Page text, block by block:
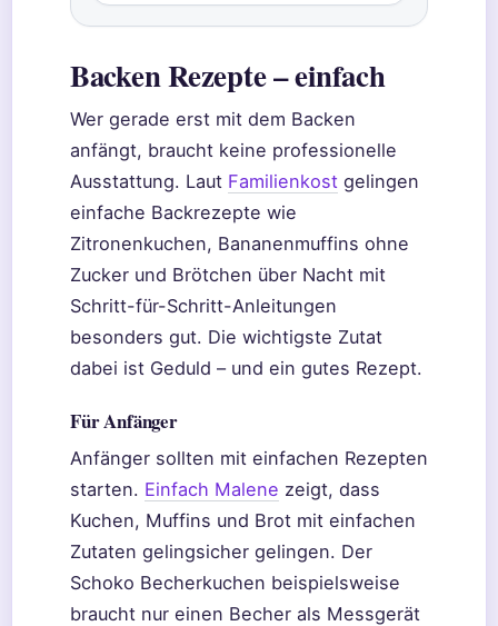
Backen Rezepte – einfach
Wer gerade erst mit dem Backen
anfängt, braucht keine professionelle
Ausstattung. Laut Familienkost gelingen
einfache Backrezepte wie
Zitronenkuchen, Bananenmuffins ohne
Zucker und Brötchen über Nacht mit
Schritt-für-Schritt-Anleitungen
besonders gut. Die wichtigste Zutat
dabei ist Geduld – und ein gutes Rezept.
Für Anfänger
Anfänger sollten mit einfachen Rezepten
starten. Einfach Malene zeigt, dass
Kuchen, Muffins und Brot mit einfachen
Zutaten gelingsicher gelingen. Der
Schoko Becherkuchen beispielsweise
braucht nur einen Becher als Messgerät